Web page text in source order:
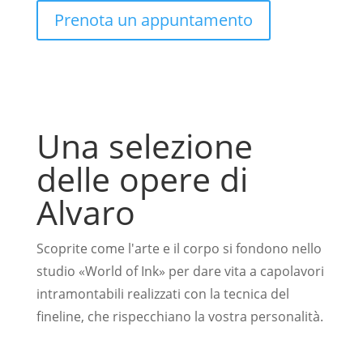
Prenota un appuntamento
Una selezione
delle opere di
Alvaro
Scoprite come l'arte e il corpo si fondono nello
studio «World of Ink» per dare vita a capolavori
intramontabili realizzati con la tecnica del
fineline, che rispecchiano la vostra personalità.